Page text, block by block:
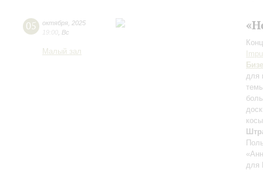
05 октября 2025
19:00 Вс
Малый зал
Бизе
для
для